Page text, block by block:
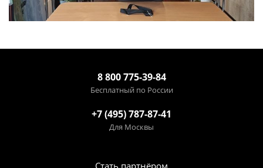
8 800 775-39-84
Бесплатный по России
+7 (495) 787-87-41
Для Москвы